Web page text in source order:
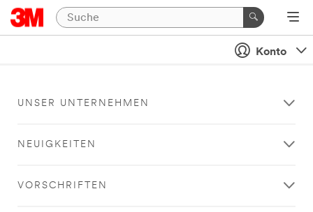
Konto
UNSER UNTERNEHMEN
NEUIGKEITEN
VORSCHRIFTEN